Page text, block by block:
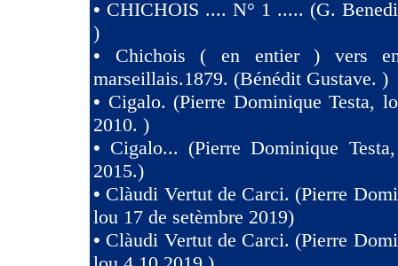
• CHICHOIS .... N° 1 ..... (G.
)
• Chichois ( en entier ) vers
marseillais.1879. (Bénédit Gustave. )
• Cigalo. (Pierre Dominique Testa,
2010. )
• Cigalo... (Pierre Dominique
2015.)
• Clàudi Vertut de Carci. (Pierre
lou 17 de setèmbre 2019)
• Clàudi Vertut de Carci. (Pierre